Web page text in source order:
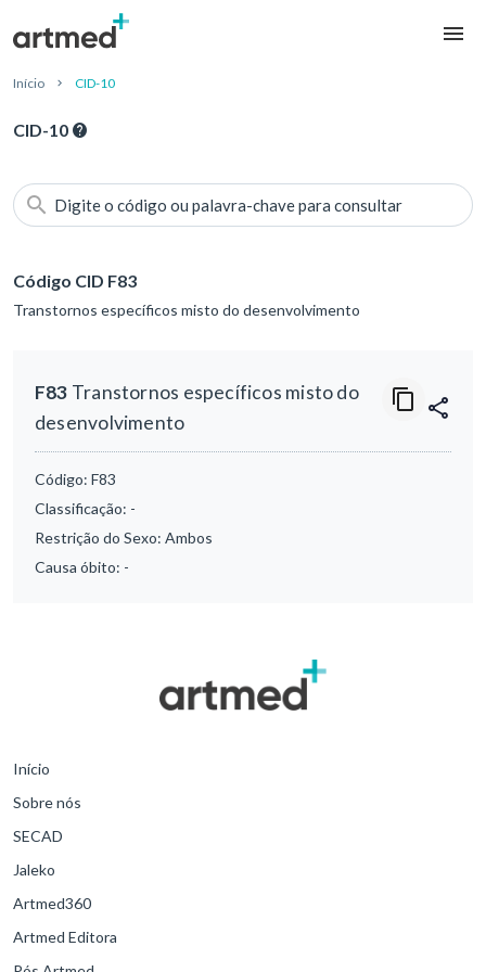
Início CID-10
CID-10
Digite o código ou palavra-chave para consultar
Código CID F83
Transtornos específicos misto do desenvolvimento
F83 Transtornos específicos misto do
desenvolvimento
Código: F83
Classificação: -
Restrição do Sexo: Ambos
Causa óbito: -
Início
Sobre nós
SECAD
Jaleko
Artmed360
Artmed Editora